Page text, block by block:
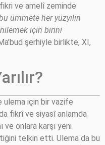
ve amelî zeminde
ümmete her yüzyılın
için birini
şerhiyle birlikte, XI,
ulema için bir vazife
fikrî ve siyasî anlamda
ve onlara karşı yeni
telkin etti. Ulema da bu